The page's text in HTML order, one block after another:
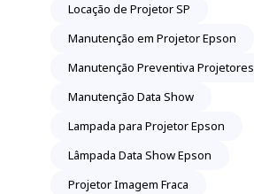
Locação de Projetor SP
Manutenção em Projetor Epson
Manutenção Preventiva Projetores
Manutenção Data Show
Lampada para Projetor Epson
Lâmpada Data Show Epson
Projetor Imagem Fraca